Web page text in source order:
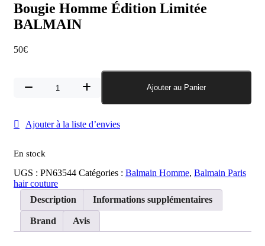
Bougie Homme Édition Limitée
BALMAIN
50€
quantité
Homme
Édition
BALMAIN
Ajouter au Panier
Ajouter à la liste d’envies
En stock
UGS : PN63544 Catégories : Balmain Homme, Balmain Paris
hair couture
Description
Informations supplémentaires
Brand Avis